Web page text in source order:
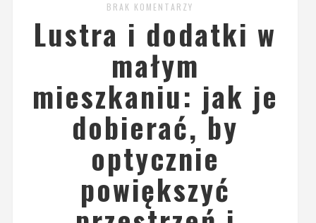
BRAK KOMENTARZY
Lustra i dodatki w
małym
mieszkaniu: jak je
dobierać, by
optycznie
powiększyć